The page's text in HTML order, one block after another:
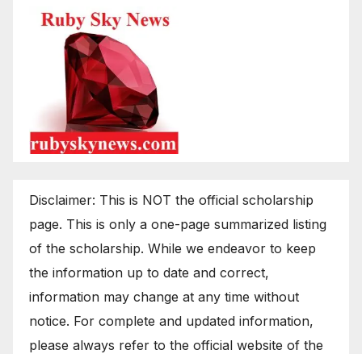
Disclaimer: This is NOT the official scholarship
page. This is only a one-page summarized listing
of the scholarship. While we endeavor to keep
the information up to date and correct,
information may change at any time without
notice. For complete and updated information,
please always refer to the official website of the